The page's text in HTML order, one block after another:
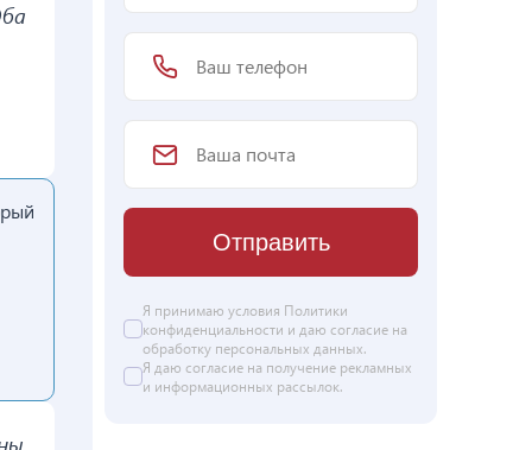
Отправить
Я принимаю условия Политики
конфиденциальности и даю согласие на
обработку персональных данных.
Я даю согласие на получение рекламных
и информационных рассылок.